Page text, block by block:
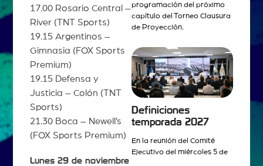
17.00 Rosario Central –
River (TNT Sports)
19.15 Argentinos –
Gimnasia (FOX Sports
Premium)
19.15 Defensa y
Justicia – Colón (TNT
Sports)
21.30 Boca – Newell’s
(FOX Sports Premium)
Lunes 29 de noviembre
programación del próximo
capítulo del Torneo Clausura
de Proyección.
Definiciones
temporada 2027
En la reunión del Comité
Ejecutivo del miércoles 5 de